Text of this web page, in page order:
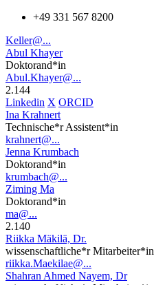
+49 331 567 8200
Keller@...
Abul Khayer
Doktorand*in
Abul.Khayer@...
2.144
Linkedin X ORCID
Ina Krahnert
Technische*r Assistent*in
krahnert@...
Jenna Krumbach
Doktorand*in
krumbach@...
Ziming Ma
Doktorand*in
ma@...
2.140
Riikka Mäkilä, Dr.
wissenschaftliche*r Mitarbeiter*in
riikka.Maekilae@...
Shahran Ahmed Nayem, Dr